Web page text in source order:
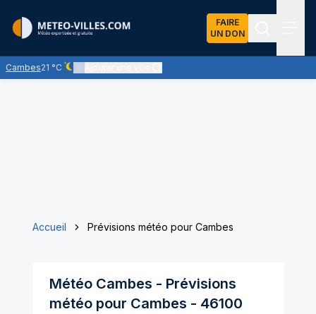
FAIRE
UN DON
Cambes21 °C
Ciel dégagé - quasiment pas de nuages
Accueil Prévisions météo pour Cambes
Météo Cambes - Prévisions
météo pour Cambes - 46100